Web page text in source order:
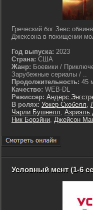
Греческий бог Зевс
Джексона в похищении
Год выпуска: 2023
Страна: США
Жанр: Боевики /
Зарубежные сериалы / ..
Продолжительность: 45
Качество: WEB-DL
Режиссер: Андерс
В ролях: Уокер Скобелл,
Чарли Бушнелл, Азриэль
Ник Борэйни, Джейсон
Условный мент (1-6